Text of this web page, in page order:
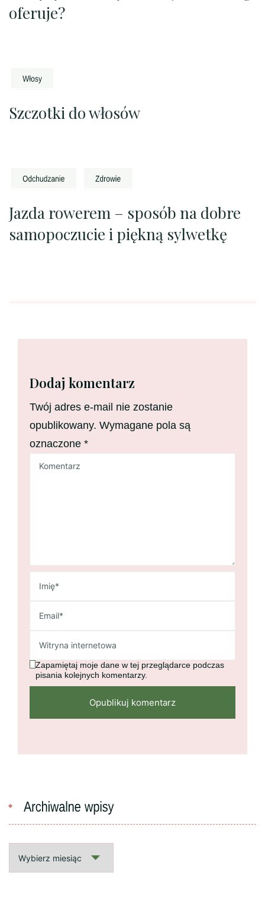
oferuje?
Szczotki do włosów
Jazda rowerem – sposób na dobre
samopoczucie i piękną sylwetkę
Dodaj komentarz
Twój adres e-mail nie zostanie
opublikowany. Wymagane pola są
oznaczone *
Zapamiętaj moje dane w tej przeglądarce podczas
pisania kolejnych komentarzy.
wpisy